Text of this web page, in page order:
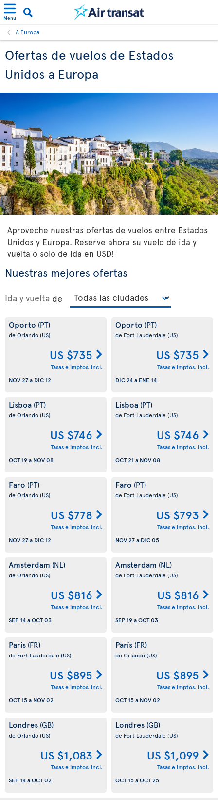
Menu
A Europa
Ofertas de vuelos de Estados
Unidos a Europa
Aproveche nuestras ofertas de vuelos entre Estados
Unidos y Europa. Reserve ahora su vuelo de ida y
vuelta o solo de ida en USD!
Nuestras mejores ofertas
Ida y vuelta de
Oporto (PT)
de Orlando(US)
US $735
Tasas e imptos. incl.
NOV 27a DIC 12
Oporto (PT)
de Fort Lauderdale (US)
US $735
Tasas e imptos. incl.
DIC 24a ENE 14
Lisboa (PT)
de Orlando(US)
US $746
Tasas e imptos. incl.
OCT 19a NOV 08
Lisboa (PT)
de Fort Lauderdale (US)
US $746
Tasas e imptos. incl.
OCT 21 a NOV 08
Faro (PT)
de Orlando(US)
US $778
Tasas e imptos. incl.
NOV 27a DIC 12
Faro (PT)
de Fort Lauderdale (US)
US $793
Tasas e imptos. incl.
NOV 27a DIC 05
Amsterdam (NL)
de Orlando(US)
US $816
Tasas e imptos. incl.
SEP 14aOCT 03
Amsterdam (NL)
de Fort Lauderdale (US)
US $816
Tasas e imptos. incl.
SEP 19aOCT 03
París (FR)
de Fort Lauderdale (US)
US $895
Tasas e imptos. incl.
OCT 15a NOV 02
París (FR)
de Orlando(US)
US $895
Tasas e imptos. incl.
OCT 15a NOV 02
Londres (GB)
de Orlando(US)
US $1,083
Tasas e imptos. incl.
SEP 14aOCT 02
Londres (GB)
de Fort Lauderdale (US)
US $1,099
Tasas e imptos. incl.
OCT 15aOCT 25